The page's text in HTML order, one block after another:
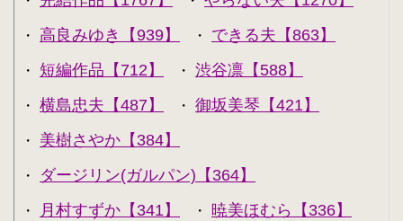
・ 高良みゆき【939】 ・ できる夫【863】
・ 短編作品【712】 ・ 渋谷凛【588】
・ 横島忠夫【487】 ・ 御坂美琴【421】
・ 美樹さやか【384】
・ ダージリン(ガルパン)【364】
・ 月村すずか【341】 ・ 暁美ほむら【336】